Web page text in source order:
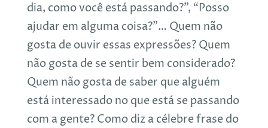
dia, como você está passando?”, “Posso
ajudar em alguma coisa?”… Quem não
gosta de ouvir essas expressões? Quem
não gosta de se sentir bem considerado?
Quem não gosta de saber que alguém
está interessado no que está se passando
com a gente? Como diz a célebre frase do